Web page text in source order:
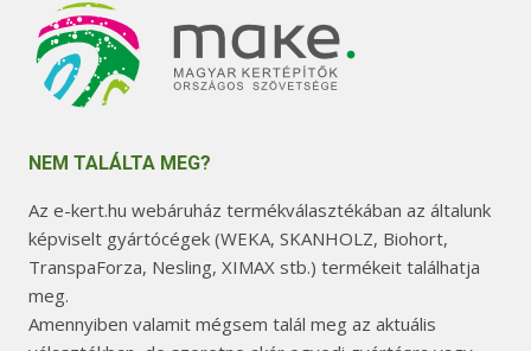
NEM TALÁLTA MEG?
Az e-kert.hu webáruház termékválasztékában az általunk
képviselt gyártócégek (WEKA, SKANHOLZ, Biohort,
TranspaForza, Nesling, XIMAX stb.) termékeit találhatja
meg.
Amennyiben valamit mégsem talál meg az aktuális